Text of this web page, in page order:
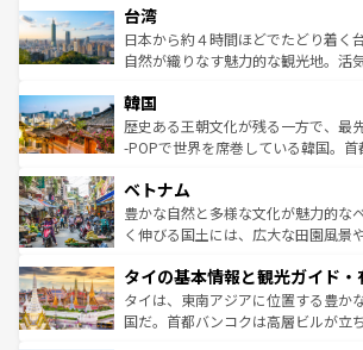
人々、おいしいローカルフードやハ
ク、伝統的なフラダンスなど、すべ
っている。訪れるたびに新しい発見
はコンテンツ一覧
リアリーフや大陸中央部にそびえる
ク）、タスマニアの美しい原生林や
ど、見どころがたくさん。また、カ
いる。アクティビティも充実してお
ビング、ハイキングなど、アウトド
い。オーストラリアの多彩な魅力を
参照してほしい。
台湾
日本から約４時間ほどでたどり着く
自然が織りなす魅力的な観光地。活
ン）、静ひつな山岳地帯である台湾
と山間の静けさが共存しており、訪
驚きをもたらしてくれる。また、奥
容にもいいと評判のスイーツなど、
が味わえる。 なお、新着の台湾情報
照してほしい。
韓国
歴史ある王朝文化が残る一方で、最
-POPで世界を席巻している韓国。
き、地方に足を延ばせば四季折々の
できる。そして、キムチや焼肉、絶
まで、さまざまな韓国料理が待って
リティに包まれながら、韓国の多彩
わってみてほしい。 なお、
覧を参照してほしい。
ベトナム
豊かな自然と多様な文化が魅力的な
く伸びる国土には、広大な田園風景
急速な発展と共に伝統が息づく。ハ
ーチミン市のフランス統治時代の建
醸し出している。また、バラエティ
タイの基本情報と観光ガイド
タイは、東南アジアに位置する豊か
国だ。首都バンコクは高層ビルが立